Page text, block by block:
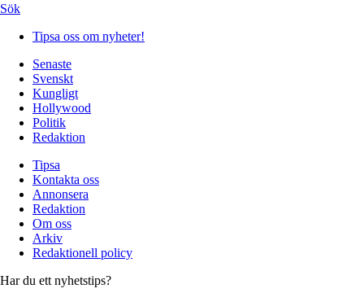
Sök
Tipsa oss om nyheter!
Senaste
Svenskt
Kungligt
Hollywood
Politik
Redaktion
Tipsa
Kontakta oss
Annonsera
Redaktion
Om oss
Arkiv
Redaktionell policy
Har du ett nyhetstips?